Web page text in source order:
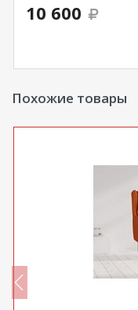
10 600
Похожие товары